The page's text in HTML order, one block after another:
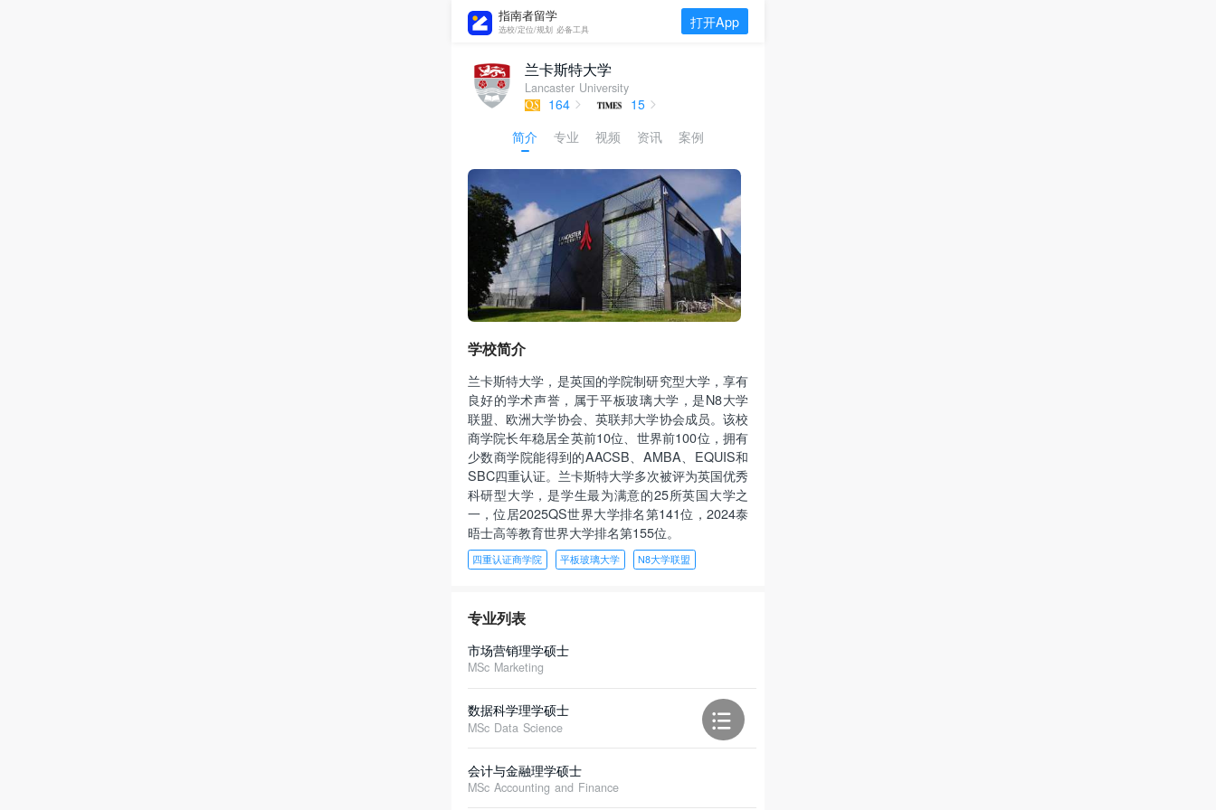
指南者留学
选校/定位/规划 必备工具 打开App
兰卡斯特大学
Lancaster University
164 15
简介 专业 视频 资讯 案例
学校简介
兰卡斯特大学，是英国的学院制研究型大学，享有
良好的学术声誉，属于平板玻璃大学，是N8大学
联盟、欧洲大学协会、英联邦大学协会成员。该校
商学院长年稳居全英前10位、世界前100位，拥有
少数商学院能得到的AACSB、AMBA、EQUIS和
SBC四重认证。兰卡斯特大学多次被评为英国优秀
科研型大学，是学生最为满意的25所英国大学之
一，位居2025QS世界大学排名第141位，2024泰
晤士高等教育世界大学排名第155位。
四重认证商学院 平板玻璃大学 N8大学联盟
专业列表
市场营销理学硕士
MSc Marketing
数据科学理学硕士
MSc Data Science
会计与金融理学硕士
MSc Accounting and Finance